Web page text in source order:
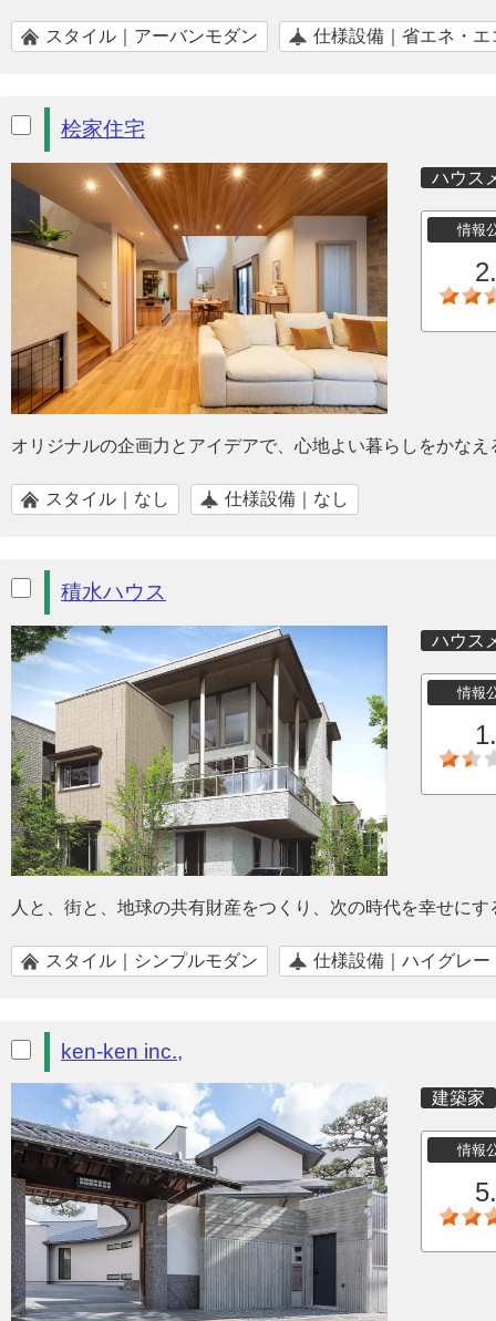
スタイル｜アーバンモダン 仕様設備｜省エネ・エ
桧家住宅
ハウス
情報
オリジナルの企画力とアイデアで、心地よい暮らしをかなえ
スタイル｜なし 仕様設備｜なし
積水ハウス
ハウス
情報
人と、街と、地球の共有財産をつくり、次の時代を幸せに
スタイル｜シンプルモダン 仕様設備｜ハイグレー
ken-ken inc.,
建築家
情報